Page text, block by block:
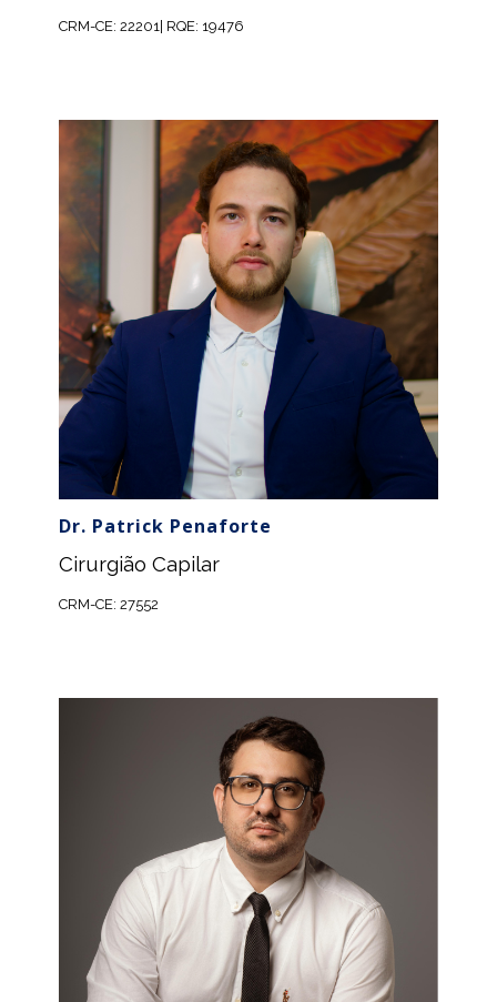
CRM-CE: 22201| RQE: 19476
Dr. Patrick Penaforte
Cirurgião Capilar
CRM-CE: 27552